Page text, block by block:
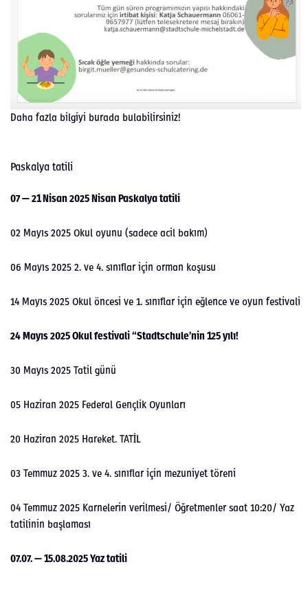
Daha fazla bil­giyi bura­da bula­bilirsiniz!
Paskalya tatili
07 — 21 Nisan 2025 Nisan Paskalya tatili
02 Mayıs 2025 Okul oyunu (sadece acil bakım)
06 Mayıs 2025 2. ve 4. sınıflar için orman koşusu
14 Mayıs 2025 Okul önce­si ve 1. sınıflar için eğlence ve oyun fes­ti­vali
24 Mayıs 2025 Okul fes­ti­vali “Stadtschule’nin 125 yılı!
30 Mayıs 2025 Tatil günü
05 Hazi­ran 2025 Fed­er­al Genç­lik Oyun­ları
20 Hazi­ran 2025 Hareket. TATİL
03 Tem­muz 2025 3. ve 4. sınıflar için mezu­niyet töreni
04 Tem­muz 2025 Kar­nelerin verilmesi/ Öğret­men­ler saat 10:20/ Yaz
tatilin­in başla­ması
07.07. — 15.08.2025 Yaz tatili